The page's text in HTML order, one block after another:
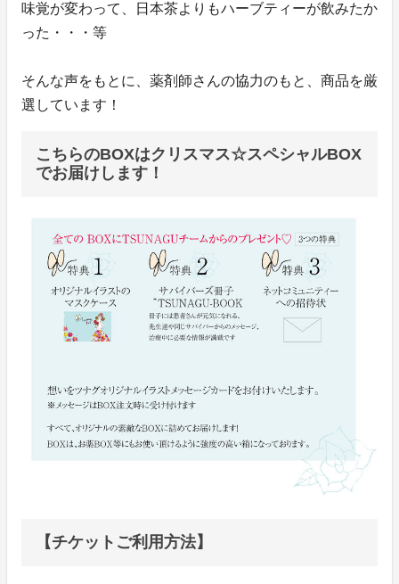
味覚が変わって、日本茶よりもハーブティーが飲みたか
った・・・等
そんな声をもとに、薬剤師さんの協力のもと、商品を厳
選しています！
こちらのBOXはクリスマス☆スペシャルBOX
でお届けします！
【チケットご利用方法】